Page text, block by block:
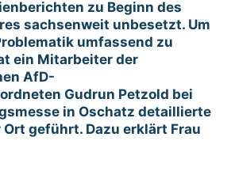
zu Beginn des
sachsenweit unbesetzt. Um
umfassend zu
ein Mitarbeiter der
AfD-
Gudrun Petzold bei
in Oschatz detaillierte
Ort geführt. Dazu erklärt Frau